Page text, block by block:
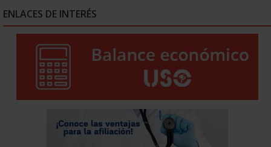
ENLACES DE INTERÉS